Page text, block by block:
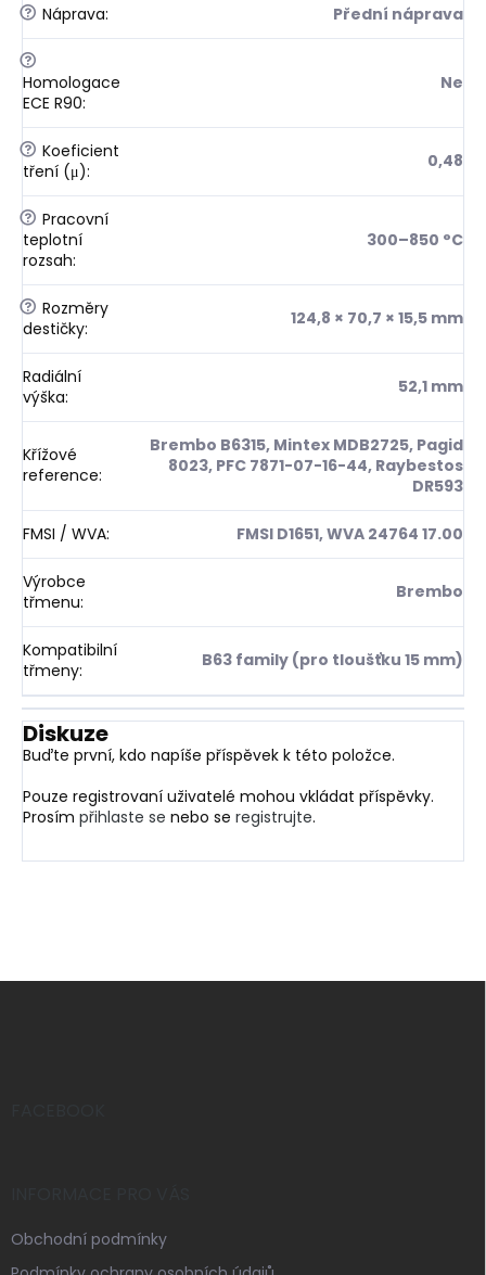
? Náprava: Přední náprava
?
Homologace
ECE R90:
Ne
? Koeficient
tření (μ): 0,48
? Pracovní
teplotní
rozsah:
300–850 °C
? Rozměry
destičky: 124,8 × 70,7 × 15,5 mm
Radiální
výška: 52,1 mm
Křížové
reference:
Brembo B6315, Mintex MDB2725, Pagid
8023, PFC 7871-07-16-44, Raybestos
DR593
FMSI / WVA: FMSI D1651, WVA 24764 17.00
Výrobce
třmenu: Brembo
Kompatibilní
třmeny: B63 family (pro tloušťku 15 mm)
Diskuze
Buďte první, kdo napíše příspěvek k této položce.
Pouze registrovaní uživatelé mohou vkládat příspěvky.
Prosím přihlaste se nebo se registrujte.
Z
Obchodní podmínky